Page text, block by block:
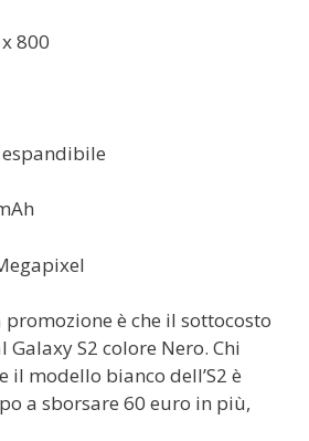
800
è che il sottocosto
S2 colore Nero. Chi
il modello bianco dell’S2 è
a sborsare 60 euro in più,